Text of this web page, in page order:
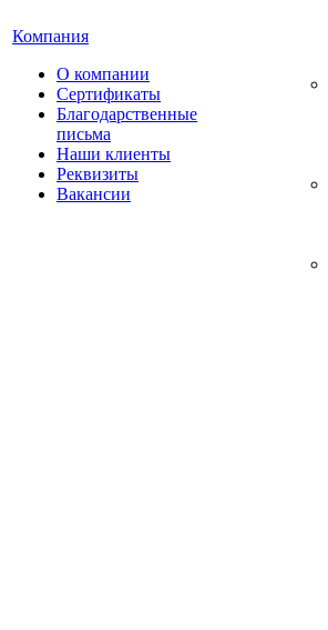
Компания
О компании
Сертификаты
Благодарственные
письма
Наши клиенты
Реквизиты
Вакансии